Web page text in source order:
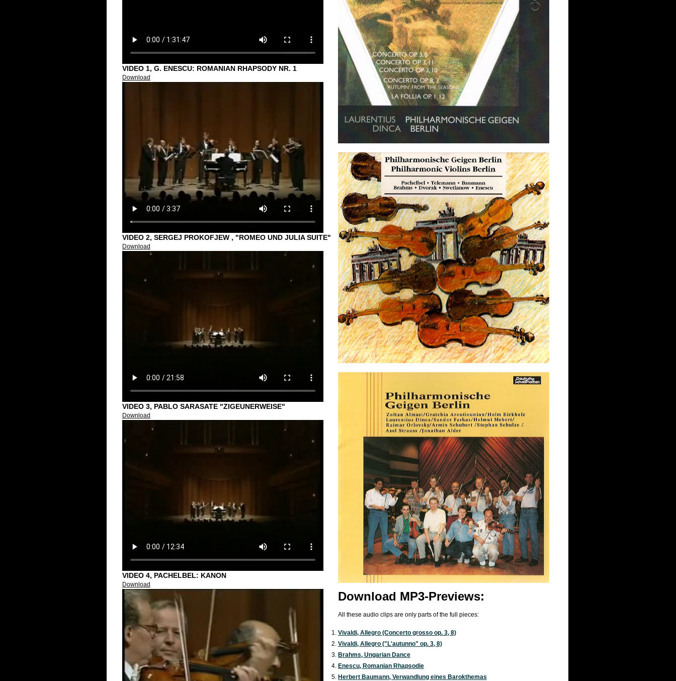
VIDEO 1, G. ENESCU: ROMANIAN RHAPSODY NR. 1
Download
VIDEO 2, SERGEJ PROKOFJEW , "ROMEO UND JULIA SUITE"
Download
VIDEO 3, PABLO SARASATE "ZIGEUNERWEISE"
Download
VIDEO 4, PACHELBEL: KANON
Download
Download MP3-Previews:
All these audio clips are only parts of the full pieces:
Vivaldi, Allegro (Concerto grosso op. 3, 8)
Vivaldi, Allegro ("L'autunno" op. 3, 8)
Brahms, Ungarian Dance
Enescu, Romanian Rhapsodie
Herbert Baumann, Verwandlung eines Barokthemas